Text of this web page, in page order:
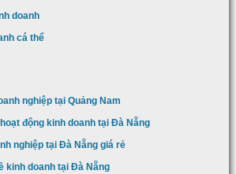
doanh
cá thể
nghiệp tại Quảng Nam
động kinh doanh tại Đà Nẵng
nghiệp tại Đà Nẵng giá rẻ
kinh doanh tại Đà Nẵng